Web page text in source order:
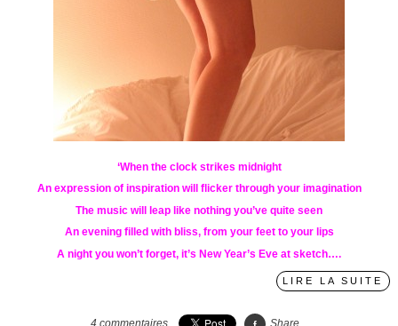
‘When the clock strikes midnight
An expression of inspiration will flicker through your imagination
The music will leap like nothing you’ve quite seen
An evening filled with bliss, from your feet to your lips
A night you won’t forget, it’s New Year’s Eve at sketch….
LIRE LA SUITE
4 commentaires Share